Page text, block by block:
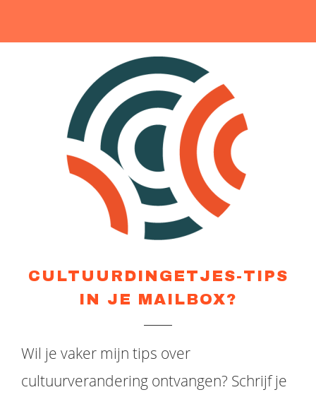
CULTUURDINGETJES-TIPS
IN JE MAILBOX?
Wil je vaker mijn tips over
cultuurverandering ontvangen? Schrijf je